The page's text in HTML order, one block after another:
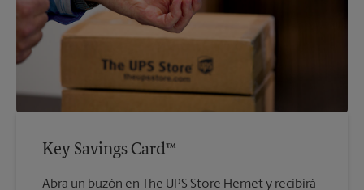
Key Savings Card™
Abra un buzón en The UPS Store Hemet y recibirá